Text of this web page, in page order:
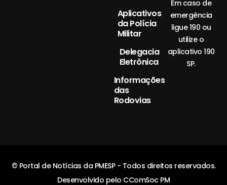
Aplicativos
da Polícia
Militar
Delegacia
Eletrônica
Informações
das
Rodovias
Em caso de
emergência
ligue 190 ou
utilize o
aplicativo 190
SP.
© Portal de Notícias da PMESP - Todos direitos reservados.
Desenvolvido pelo CComSoc PM